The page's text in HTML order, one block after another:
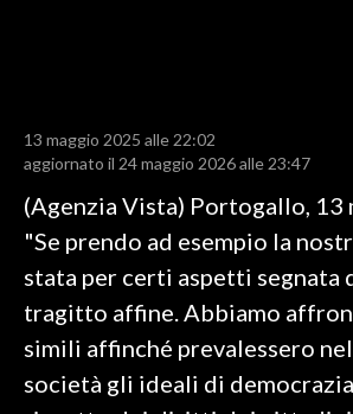
RISULTATI E CLASSIFICHE
CALCIO REGIONALE
BASKET
VOLLEY
MOTORI
TENNIS
ALTRI SPORT
13 maggio 2025 alle 22:02
aggiornato il 24 maggio 2026 alle 23:47
(Agenzia Vista) Portogallo, 13
"Se prendo ad esempio la
stata per certi aspetti segnata
tragitto affine. Abbiamo
simili affinché prevalessero
società gli ideali di